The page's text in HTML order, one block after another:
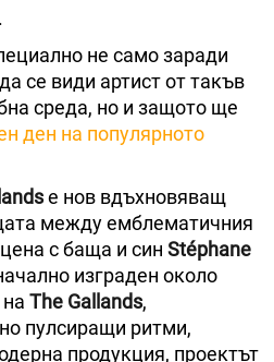
не само заради
се види артист от такъв
среда, но и защото ще
ден на популярното
е нов вдъхновяващ
между емблематичния
с баща и син Stéphane
изграден около
The Gallands,
пулсиращи ритми,
продукция, проектът